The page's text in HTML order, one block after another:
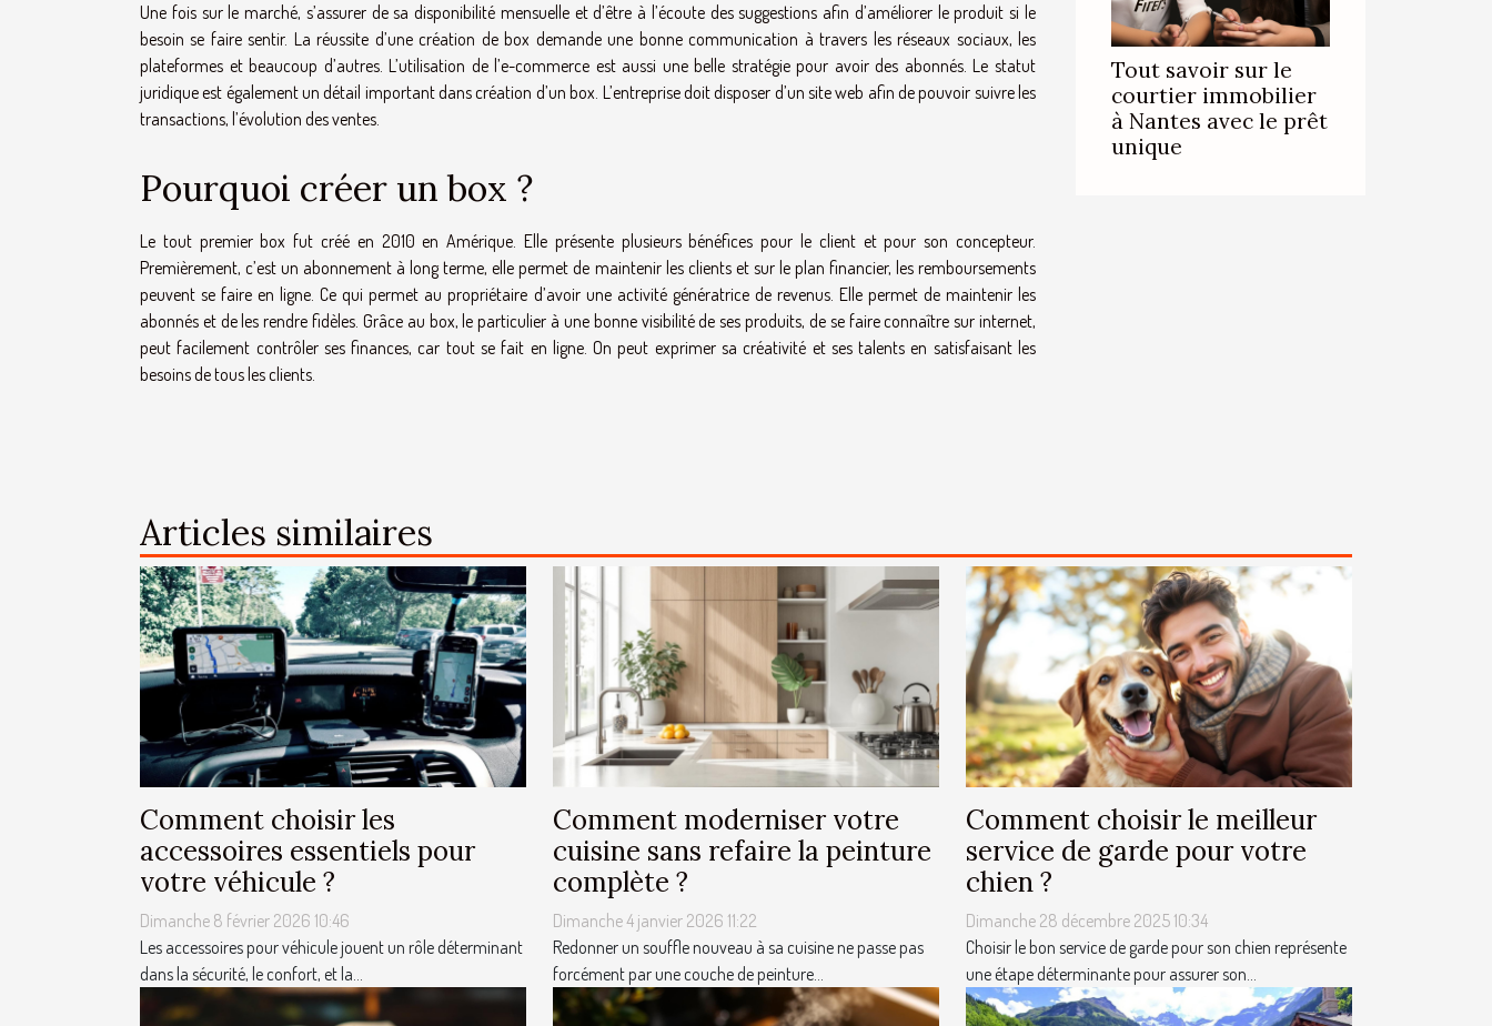
Une fois sur le marché, s’assurer de sa disponibilité mensuelle et d’être à l’écoute des suggestions afin d’améliorer le produit si le
besoin se faire sentir. La réussite d’une création de box demande une bonne communication à travers les réseaux sociaux, les
plateformes et beaucoup d’autres. L’utilisation de l’e-commerce est aussi une belle stratégie pour avoir des abonnés. Le statut
juridique est également un détail important dans création d’un box. L’entreprise doit disposer d’un site web afin de pouvoir suivre les
transactions, l’évolution des ventes.
Pourquoi créer un box ?
Le tout premier box fut créé en 2010 en Amérique. Elle présente plusieurs bénéfices pour le client et pour son concepteur.
Premièrement, c’est un abonnement à long terme, elle permet de maintenir les clients et sur le plan financier, les remboursements
peuvent se faire en ligne. Ce qui permet au propriétaire d’avoir une activité génératrice de revenus. Elle permet de maintenir les
abonnés et de les rendre fidèles. Grâce au box, le particulier à une bonne visibilité de ses produits, de se faire connaître sur internet,
peut facilement contrôler ses finances, car tout se fait en ligne. On peut exprimer sa créativité et ses talents en satisfaisant les
besoins de tous les clients.
Tout savoir sur le
courtier immobilier
à Nantes avec le prêt
unique
Articles similaires
Comment choisir les
accessoires essentiels pour
votre véhicule ?
Dimanche 8 février 2026 10:46
Les accessoires pour véhicule jouent un rôle déterminant
dans la sécurité, le confort, et la...
Comment moderniser votre
cuisine sans refaire la peinture
complète ?
Dimanche 4 janvier 2026 11:22
Redonner un souffle nouveau à sa cuisine ne passe pas
forcément par une couche de peinture...
Comment choisir le meilleur
service de garde pour votre
chien ?
Dimanche 28 décembre 2025 10:34
Choisir le bon service de garde pour son chien représente
une étape déterminante pour assurer son...